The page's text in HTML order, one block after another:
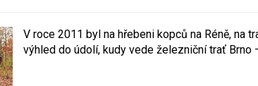
V roce 2011 byl na hřebeni kopců na Réně, na
výhled do údolí, kudy vede železniční trať Brno